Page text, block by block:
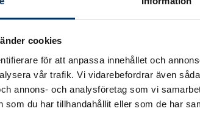
cookies
för att anpassa innehållet och
vår trafik. Vi vidarebefordrar även
annons- och analysföretag som vi
som du har tillhandahållit eller som de har